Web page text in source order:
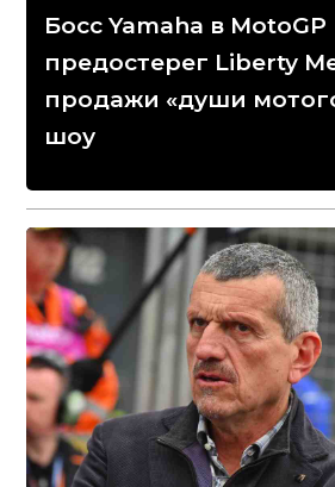
Босс Yamaha в MotoGP
предостерег Liberty
продажи «души
шоу